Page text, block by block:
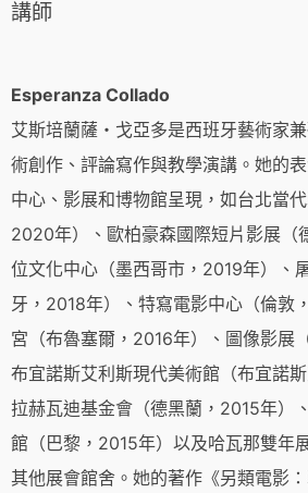
講師
Esperanza Collado
艾斯培蘭薩・戈亞多是西班牙藝術家
術創作、評論寫作與教學演講。她的
中心、影展和博物館呈現，如台北當
2020年）、歐柏豪森國際短片影展（
位文化中心（墨西哥市，2019年）、
牙，2018年）、特寫電影中心（倫敦
宮（布魯塞爾，2016年）、圖像影展
布宜諾斯艾利斯現代美術館（布宜諾
拉赫瓦迪基金會（德黑蘭，2015年）
館（巴黎，2015年）以及哈瓦那雙年
其他展會館舍。她的著作《另類電影